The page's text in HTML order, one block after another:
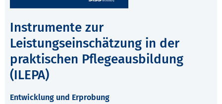
Instrumente zur
Leistungseinschätzung in der
praktischen Pflegeausbildung
(ILEPA)
Entwicklung und Erprobung